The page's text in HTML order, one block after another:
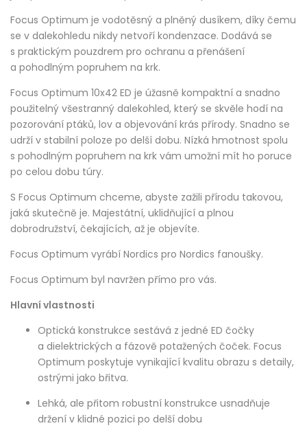
Focus Optimum je vodotěsný a plněný dusíkem, díky čemu
se v dalekohledu nikdy netvoří kondenzace. Dodává se
s praktickým pouzdrem pro ochranu a přenášení
a pohodlným popruhem na krk.
Focus Optimum 10x42 ED je úžasně kompaktní a snadno
použitelný všestranný dalekohled, který se skvěle hodí na
pozorování ptáků, lov a objevování krás přírody. Snadno se
udrží v stabilní poloze po delší dobu. Nízká hmotnost spolu
s pohodlným popruhem na krk vám umožní mít ho poruce
po celou dobu túry.
S Focus Optimum chceme, abyste zažili přírodu takovou,
jaká skutečně je. Majestátní, uklidňující a plnou
dobrodružství, čekajících, až je objevíte.
Focus Optimum vyrábí Nordics pro Nordics fanoušky.
Focus Optimum byl navržen přímo pro vás.
Hlavní vlastnosti
Optická konstrukce sestává z jedné ED čočky
a dielektrických a fázově potažených čoček. Focus
Optimum poskytuje vynikající kvalitu obrazu s detaily,
ostrými jako břitva.
Lehká, ale přitom robustní konstrukce usnadňuje
držení v klidné pozici po delší dobu